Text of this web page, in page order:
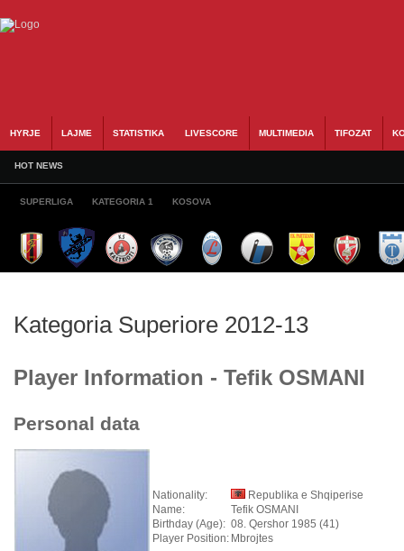
HYRJE LAJME STATISTIKA LIVESCORE MULTIMEDIA TIFOZAT
HOT NEWS
SUPERLIGA KATEGORIA 1 KOSOVA
Kategoria Superiore 2012-13
Player Information - Tefik OSMANI
Personal data
Nationality:
Republika e Shqiperise
Name:
Tefik OSMANI
Birthday (Age): 08. Qershor 1985 (41)
Player Position: Mbrojtes